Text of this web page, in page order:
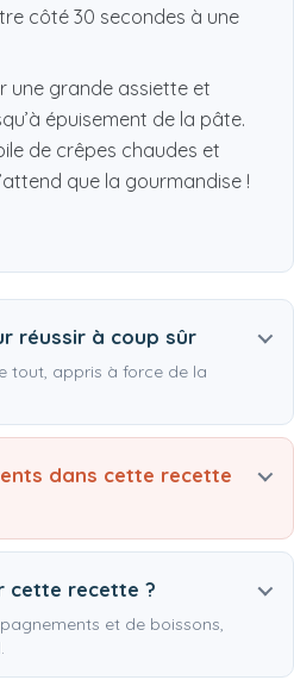
côté 30 secondes à une
une grande assiette et
épuisement de la pâte.
de crêpes chaudes et
que la gourmandise !
réussir à coup sûr
tout, appris à force de la
dans cette recette
cette recette ?
et de boissons,